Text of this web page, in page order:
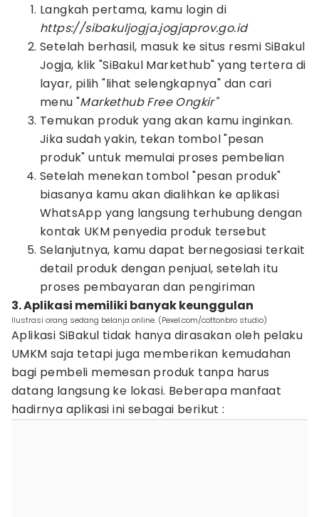
Langkah pertama, kamu login di
https://sibakuljogja.jogjaprov.go.id
Setelah berhasil, masuk ke situs resmi SiBakul
Jogja, klik "SiBakul Markethub" yang tertera di
layar, pilih "lihat selengkapnya" dan cari
menu "Markethub Free Ongkir"
Temukan produk yang akan kamu inginkan.
Jika sudah yakin, tekan tombol "pesan
produk" untuk memulai proses pembelian
Setelah menekan tombol "pesan produk"
biasanya kamu akan dialihkan ke aplikasi
WhatsApp yang langsung terhubung dengan
kontak UKM penyedia produk tersebut
Selanjutnya, kamu dapat bernegosiasi terkait
detail produk dengan penjual, setelah itu
proses pembayaran dan pengiriman
3. Aplikasi memiliki banyak keunggulan
Ilustrasi orang sedang belanja online. (Pexel.com/cottonbro studio)
Aplikasi SiBakul tidak hanya dirasakan oleh pelaku
UMKM saja tetapi juga memberikan kemudahan
bagi pembeli memesan produk tanpa harus
datang langsung ke lokasi. Beberapa manfaat
hadirnya aplikasi ini sebagai berikut :